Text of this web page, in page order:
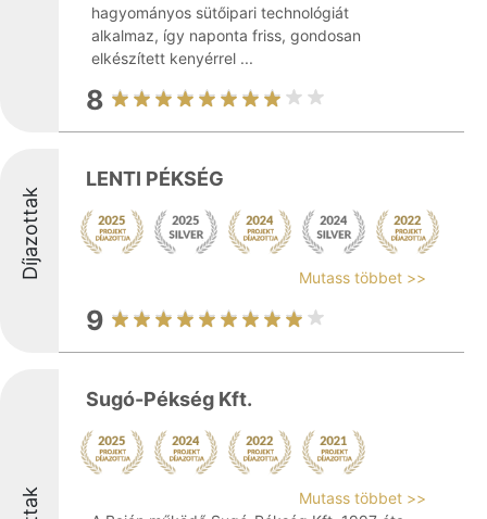
hagyományos sütőipari technológiát
alkalmaz, így naponta friss, gondosan
elkészített kenyérrel ...
8
Díjazottak
LENTI PÉKSÉG
Mutass többet >>
9
Sugó-Pékség Kft.
Mutass többet >>